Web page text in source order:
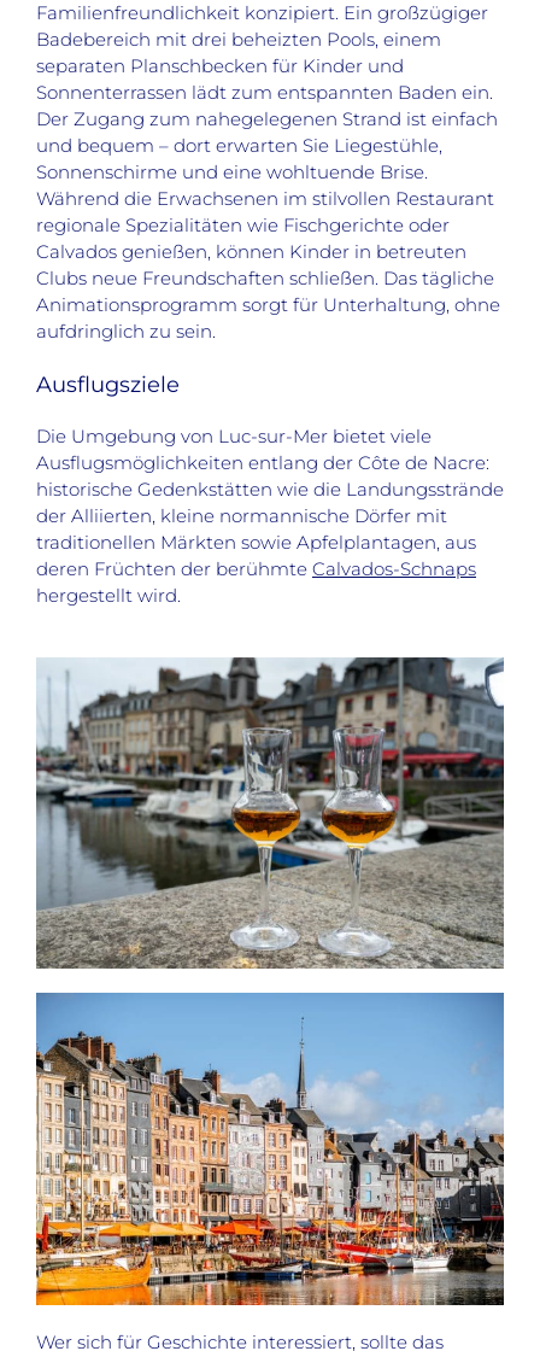
Familienfreundlichkeit konzipiert. Ein großzügiger
Badebereich mit drei beheizten Pools, einem
separaten Planschbecken für Kinder und
Sonnenterrassen lädt zum entspannten Baden ein.
Der Zugang zum nahegelegenen Strand ist einfach
und bequem – dort erwarten Sie Liegestühle,
Sonnenschirme und eine wohltuende Brise.
Während die Erwachsenen im stilvollen Restaurant
regionale Spezialitäten wie Fischgerichte oder
Calvados genießen, können Kinder in betreuten
Clubs neue Freundschaften schließen. Das tägliche
Animationsprogramm sorgt für Unterhaltung, ohne
aufdringlich zu sein.
Ausflugsziele
Die Umgebung von Luc-sur-Mer bietet viele
Ausflugsmöglichkeiten entlang der Côte de Nacre:
historische Gedenkstätten wie die Landungsstrände
der Alliierten, kleine normannische Dörfer mit
traditionellen Märkten sowie Apfelplantagen, aus
deren Früchten der berühmte Calvados-Schnaps
hergestellt wird.
Wer sich für Geschichte interessiert, sollte das